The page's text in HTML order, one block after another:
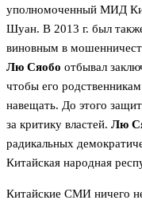
уполномоченный МИД
Шуан. В 2013 г. был
виновным в
Лю Сяобо отбывал
чтобы его
навещать. До этого
за критику властей. Лю
радикальных
Китайская народная
Китайские СМИ ничего